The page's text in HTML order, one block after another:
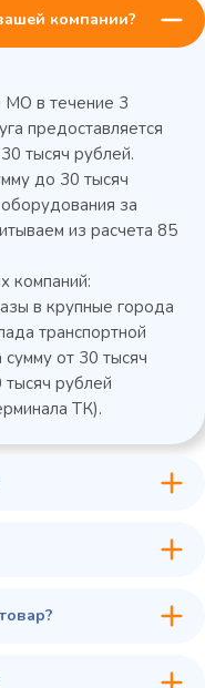
5/5
компании?
МО в течение 3
предоставляется
тысяч рублей.
до 30 тысяч
за
из расчета 85
компаний:
в крупные города
транспортной
от 30 тысяч
рублей
ТК).